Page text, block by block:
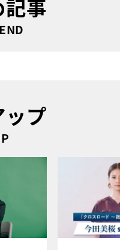
事
ップ